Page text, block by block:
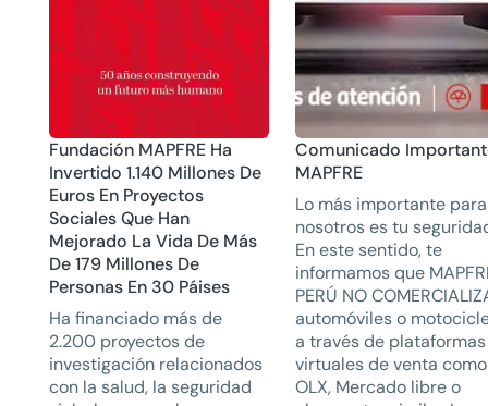
Fundación MAPFRE Ha
Invertido 1.140 Millones De
Euros En Proyectos
Sociales Que Han
Mejorado La Vida De Más
De 179 Millones De
Personas En 30 Páises
Ha financiado más de
2.200 proyectos de
investigación relacionados
con la salud, la seguridad
Comunicado
MAPFRE
Lo más importante para
nosotros es tu
En este sentido, te
informamos que
PERÚ NO
automóviles o
a través de plataformas
virtuales de venta como
OLX, Mercado libre o